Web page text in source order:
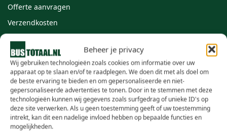
Beheer je privacy
Wij gebruiken technologieën zoals cookies om informatie over uw
apparaat op te slaan en/of te raadplegen. We doen dit met als doel om
de beste ervaring te bieden en om gepersonaliseerde en niet-
gepersonaliseerde advertenties te tonen. Door in te stemmen met deze
technologieën kunnen wij gegevens zoals surfgedrag of unieke ID's op
deze site verwerken. Als u geen toestemming geeft of uw toestemming
intrekt, kan dit een nadelige invloed hebben op bepaalde functies en
mogelijkheden.
Offerte aanvragen
Verzendkosten
Zakelijk
Wie zijn wij
Over Bustotaal
Samenwerken